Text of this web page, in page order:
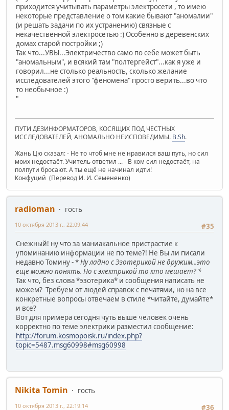
приходится учитывать параметры электросети , то имею
некоторые представление о том какие бывают "аномалии"
(и решать задачи по их устранению) связные с
некачественной электросетью :) Особенно в деревенских
домах старой постройки ;)
Так что...УВЫ...Электричество само по себе может быть
"аномальным", и всякий там "полтергейст"...как я уже и
говорил...не столько реальность, сколько желание
исследователей этого "феномена" просто верить...во что
то необычное :)
"
ПУТИ ДЕЗИНФОРМАТОРОВ, КОСЯЩИХ ПОД ЧЕСТНЫХ
ИССЛЕДОВАТЕЛЕЙ, АНОМАЛЬНО НЕИСПОВЕДИМЫ. B.Sh.
Жань Цю сказал: - Не то чтоб мне не нравился ваш путь, но сил
моих недостаёт. Учитель ответил ... - В ком сил недостаёт, на
полпути бросают. А ты ещё не начинал идти!
Конфуций (Перевод И. И. Семененко)
radioman
гость
#35
10 октября 2013 г., 22:09:44
Снежный! ну что за маниакальное пристрастие к
упоминанию информации не по теме?! Не Вы ли писали
недавно Томину - *Ну ладно с Эзотерикой не дружим...это
еще можно понять. Но с электрикой то кто мешает? *
Так что, без слова *эзотерика* и сообщения написать не
можем? Требуем от людей справок с печатями, но на все
конкретные вопросы отвечаем в стиле *читайте, думайте*
и все?
Вот для примера сегодня чуть выше человек очень
корректно по теме электрики разместил сообщение:
http://forum.kosmopoisk.ru/index.php?
topic=5487.msg60998#msg60998
Nikita Tomin
гость
#36
10 октября 2013 г., 22:19:14